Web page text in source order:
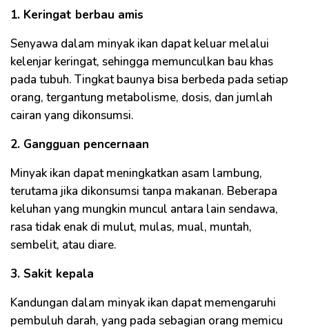
1. Keringat berbau amis
Senyawa dalam minyak ikan dapat keluar melalui
kelenjar keringat, sehingga memunculkan bau khas
pada tubuh. Tingkat baunya bisa berbeda pada setiap
orang, tergantung metabolisme, dosis, dan jumlah
cairan yang dikonsumsi.
2. Gangguan pencernaan
Minyak ikan dapat meningkatkan asam lambung,
terutama jika dikonsumsi tanpa makanan. Beberapa
keluhan yang mungkin muncul antara lain sendawa,
rasa tidak enak di mulut, mulas, mual, muntah,
sembelit, atau diare.
3. Sakit kepala
Kandungan dalam minyak ikan dapat memengaruhi
pembuluh darah, yang pada sebagian orang memicu